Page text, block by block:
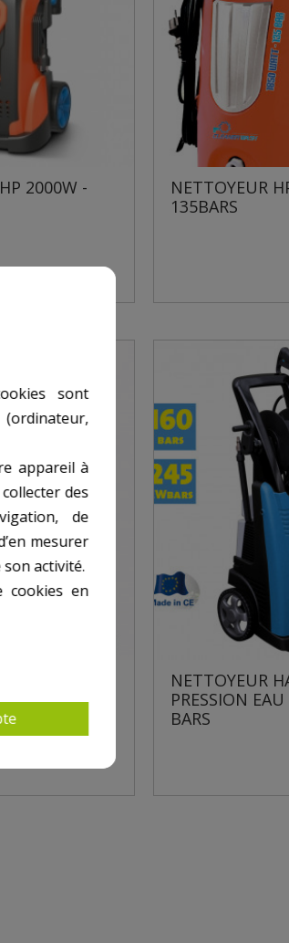
2000W -
NETTOYEUR
135BARS
FROIDE 130
NETTOYEUR
PRESSION
BARS
sont
appareil à
des
de
mesurer
activité.
cookies en